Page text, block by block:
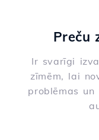
Preču
Ir svarīgi
zīmēm, lai
problēmas